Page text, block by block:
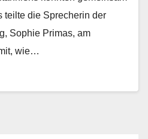
teilte die Sprecherin der
Sophie Primas, am
wie…